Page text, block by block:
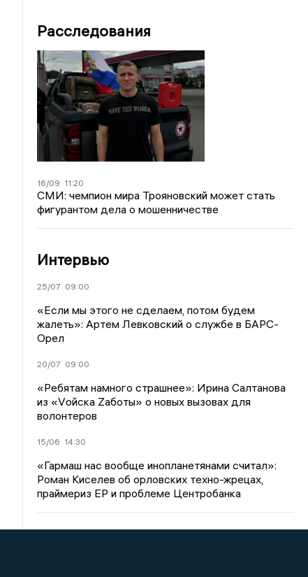
Расследования
16/09 11:20
СМИ: чемпион мира Трояновский может стать
фигурантом дела о мошенничестве
Интервью
25/07 09:00
«Если мы этого не сделаем, потом будем
жалеть»: Артем Левковский о службе в БАРС-
Орел
20/07 09:00
«Ребятам намного страшнее»: Ирина Салтанова
из «Vойска Zаботы» о новых вызовах для
волонтеров
15/06 14:30
«Гармаш нас вообще инопланетянами считал»:
Роман Киселев об орловских техно-жрецах,
праймериз ЕР и проблеме Центробанка